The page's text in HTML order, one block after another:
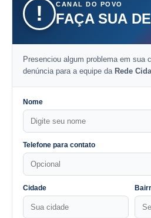
! CANAL DO POVO
FAÇA SUA
Presenciou algum problema em sua
denúncia para a equipe da Rede
Nome
Telefone para contato
Cidade